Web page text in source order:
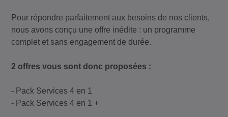
Pour répondre parfaitement aux besoins de nos clients,
nous avons conçu une offre inédite : un programme
complet et sans engagement de durée.
2 offres vous sont donc proposées :
- Pack Services 4 en 1
- Pack Services 4 en 1 +